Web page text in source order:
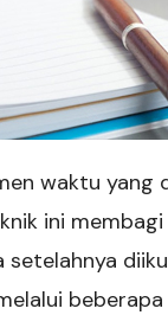
waktu
ini